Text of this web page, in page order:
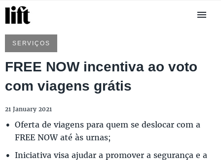
SERVIÇOS
FREE NOW incentiva ao voto
com viagens grátis
21 January 2021
Oferta de viagens para quem se deslocar com a
FREE NOW até às urnas;
Iniciativa visa ajudar a promover a segurança e a